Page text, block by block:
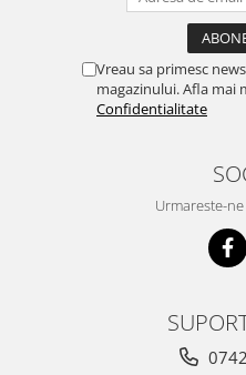
Vreau sa primesc
magazinului. Afla mai
Confidentialitate
Urmareste-